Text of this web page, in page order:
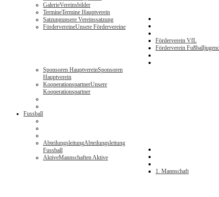
GalerieVereinsbilder
TermineTermine Hauptverein
Satzungunsere Vereinssatzung
FördervereineUnsere Fördervereine
Förderverein VfL
Förderverein
Sponsoren HauptvereinSponsoren
Hauptverein
KooperationspartnerUnsere
Kooperationspartner
Fussball
AbteilungsleitungAbteilungsleitung
Fussball
AktiveMannschaften Aktive
1. Mannschaft